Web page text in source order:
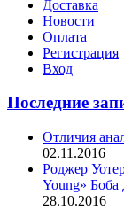
Доставка
Новости
Оплата
Регистрация
Вход
Последние
Отличия
02.11.2016
Роджер
Young» Боба
28.10.2016